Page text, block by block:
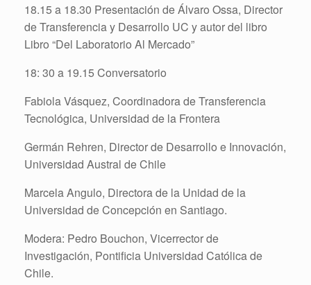
18.15 a 18.30 Presentación de Álvaro Ossa, Director
de Transferencia y Desarrollo UC y autor del libro
Libro “Del Laboratorio Al Mercado”
18: 30 a 19.15 Conversatorio
Fabiola Vásquez, Coordinadora de Transferencia
Tecnológica, Universidad de la Frontera
Germán Rehren, Director de Desarrollo e Innovación,
Universidad Austral de Chile
Marcela Angulo, Directora de la Unidad de la
Universidad de Concepción en Santiago.
Modera: Pedro Bouchon, Vicerrector de
Investigación, Pontificia Universidad Católica de
Chile.